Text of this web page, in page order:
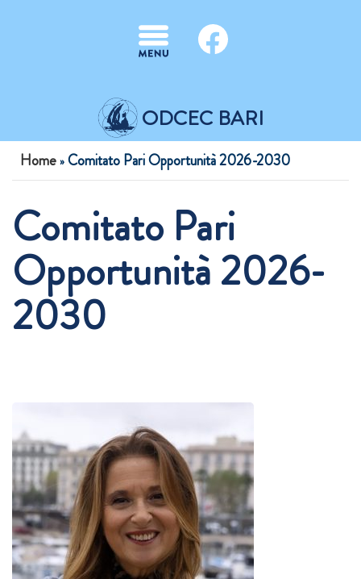
ODCEC BARI
Tu sei qui
Home » Comitato Pari Opportunità 2026-2030
Comitato Pari
Opportunità 2026-
2030